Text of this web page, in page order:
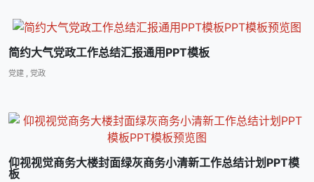
简约大气党政工作总结汇报通用PPT模板
党建 , 党政
仰视视觉商务大楼封面绿灰商务小清新工作总结计划PPT模
板